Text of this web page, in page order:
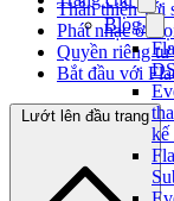
Blog
kế
Thân thiện với
Phát nhạc ở
Quyền riêng tư
Bắt đầu với
Lướt lên đầu trang